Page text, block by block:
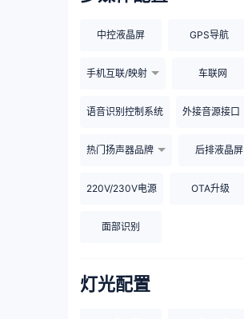
中控液晶屏 GPS导航
手机互联/映射 车联网
语音识别控制系统 外接音源接口
热门扬声器品牌 后排液晶屏
220V/230V电源 OTA升级
面部识别
灯光配置